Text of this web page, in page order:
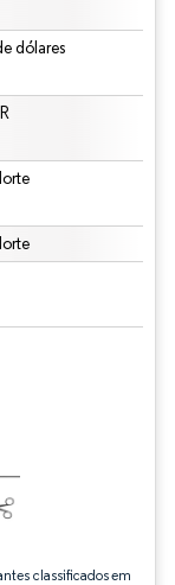
dólares
classificados em
conforme CC BY 4.0.